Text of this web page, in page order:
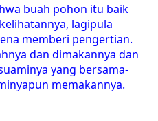
buah pohon itu baik
lagipula
memberi pengertian.
dan dimakannya dan
yang bersama-
memakannya.